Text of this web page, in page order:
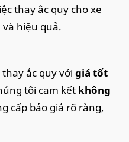
thay ắc quy cho xe
hiệu quả.
ắc quy với giá tốt
tôi cam kết không
cấp báo giá rõ ràng,